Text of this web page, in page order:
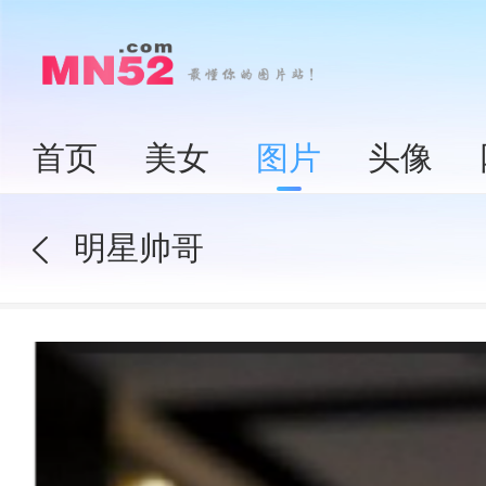
首页 美女 图片 头像
明星帅哥